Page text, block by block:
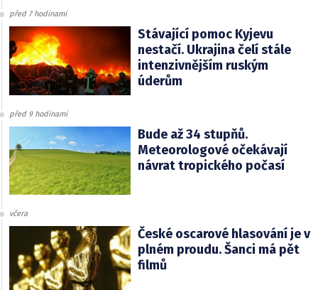
před 7 hodinami
Stávající pomoc Kyjevu
nestačí. Ukrajina čelí stále
intenzivnějším ruským
úderům
před 9 hodinami
Bude až 34 stupňů.
Meteorologové očekávají
návrat tropického počasí
včera
České oscarové hlasování je v
plném proudu. Šanci má pět
filmů